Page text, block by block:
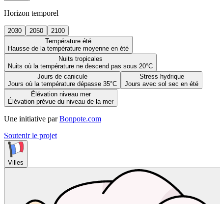
Horizon temporel
2030 2050
2100
Température été
Hausse de la température moyenne en été
Nuits tropicales
Nuits où la température ne descend pas sous 20°C
Jours de canicule
Jours où la température dépasse 35°C
Stress hydrique
Jours avec sol sec en été
Élévation niveau mer
Élévation prévue du niveau de la mer
Une initiative par Bonpote.com
Soutenir le projet
Villes